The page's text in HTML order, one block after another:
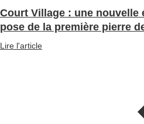
Court Village : une nouvelle
pose de la première pierre
Lire l'article